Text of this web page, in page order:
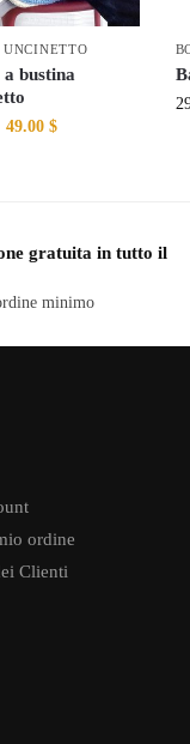
UNCINETTO
bustina
49.00 $
gratuita in tutto il
minimo
ordine
Clienti